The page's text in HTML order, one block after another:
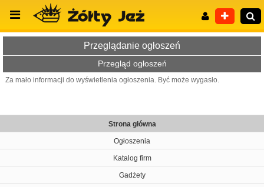
Przeglądanie ogłoszeń
Przegląd ogłoszeń
Za mało informacji do wyświetlenia ogłoszenia. Być może wygasło.
Strona główna
Ogłoszenia
Katalog firm
Gadżety